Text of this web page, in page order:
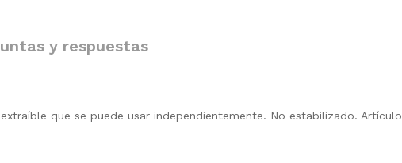
y respuestas
que se puede usar independientemente. No estabilizado. Artículo